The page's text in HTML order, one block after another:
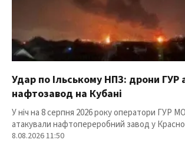
Удар по Ільському НПЗ: дрони ГУР
нафтозавод на Кубані
У ніч на 8 серпня 2026 року оператори ГУР
атакували нафтопереробний завод у
8.08.2026 11:50